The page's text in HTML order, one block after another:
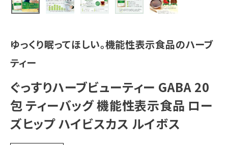
ゆっくり眠ってほしい。機能性表示食品のハーブ
ティー
ぐっすりハーブビューティー GABA 20
包 ティーバッグ 機能性表示食品 ロー
ズヒップ ハイビスカス ルイボス